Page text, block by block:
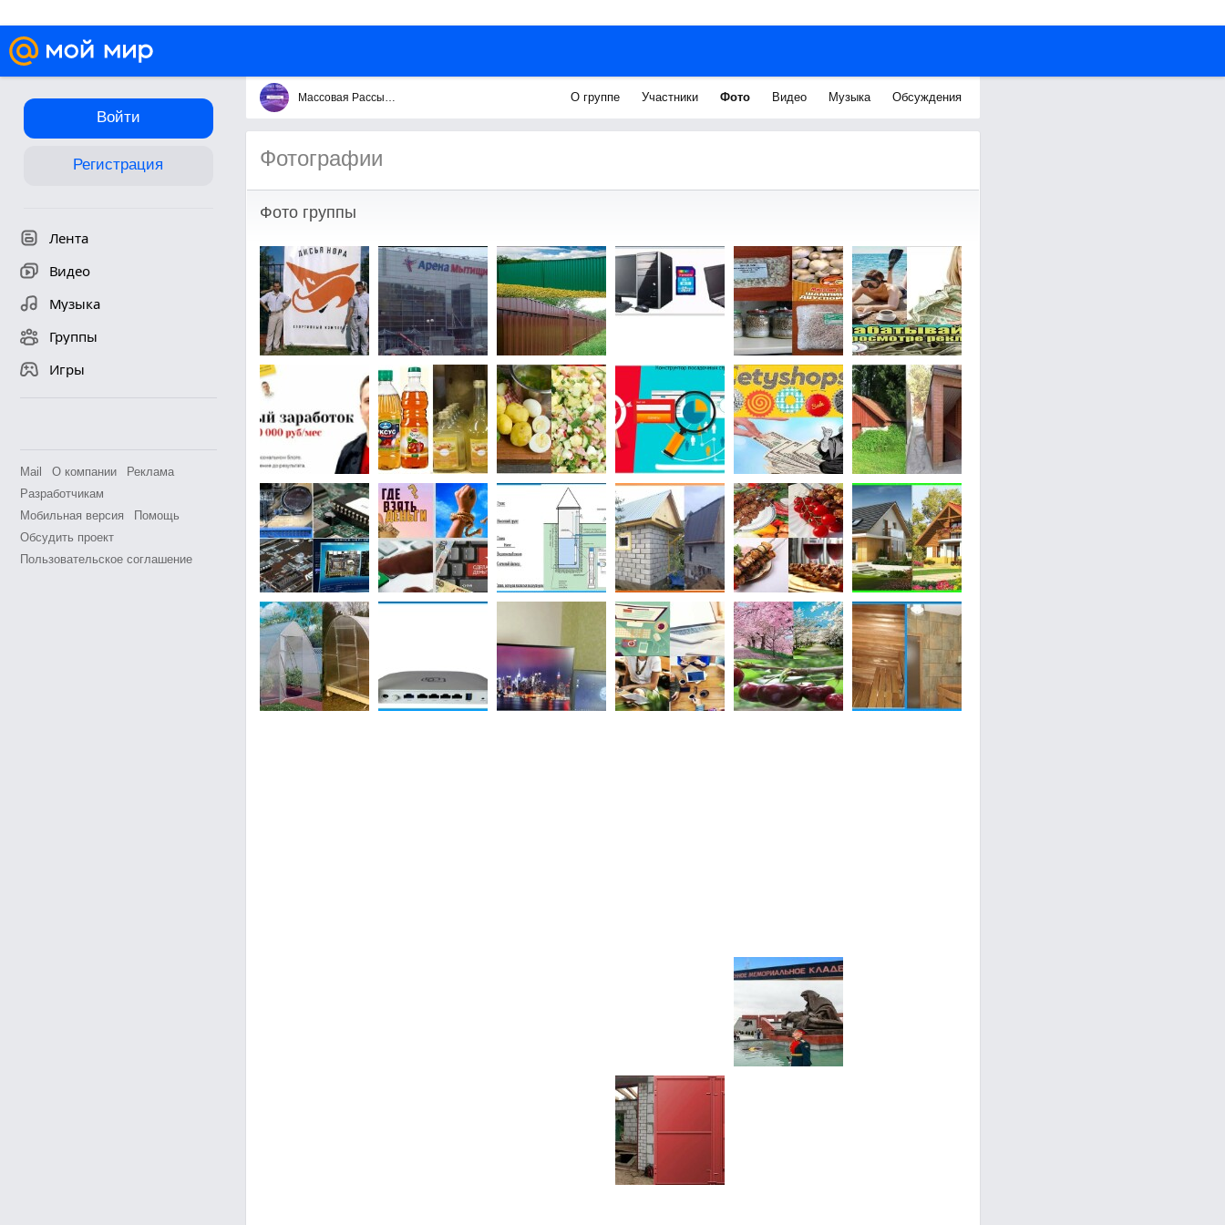
Войти
Регистрация
Лента
Видео
Музыка
Группы
Игры
Mail О компании
Реклама
Разработчикам
Мобильная версия
Помощь
Обсудить проект
Пользовательское соглашение
Массовая Рассылка Сообщений О группе Участники Фото Видео Музыка Обсуждения
Фотографии
Фото группы